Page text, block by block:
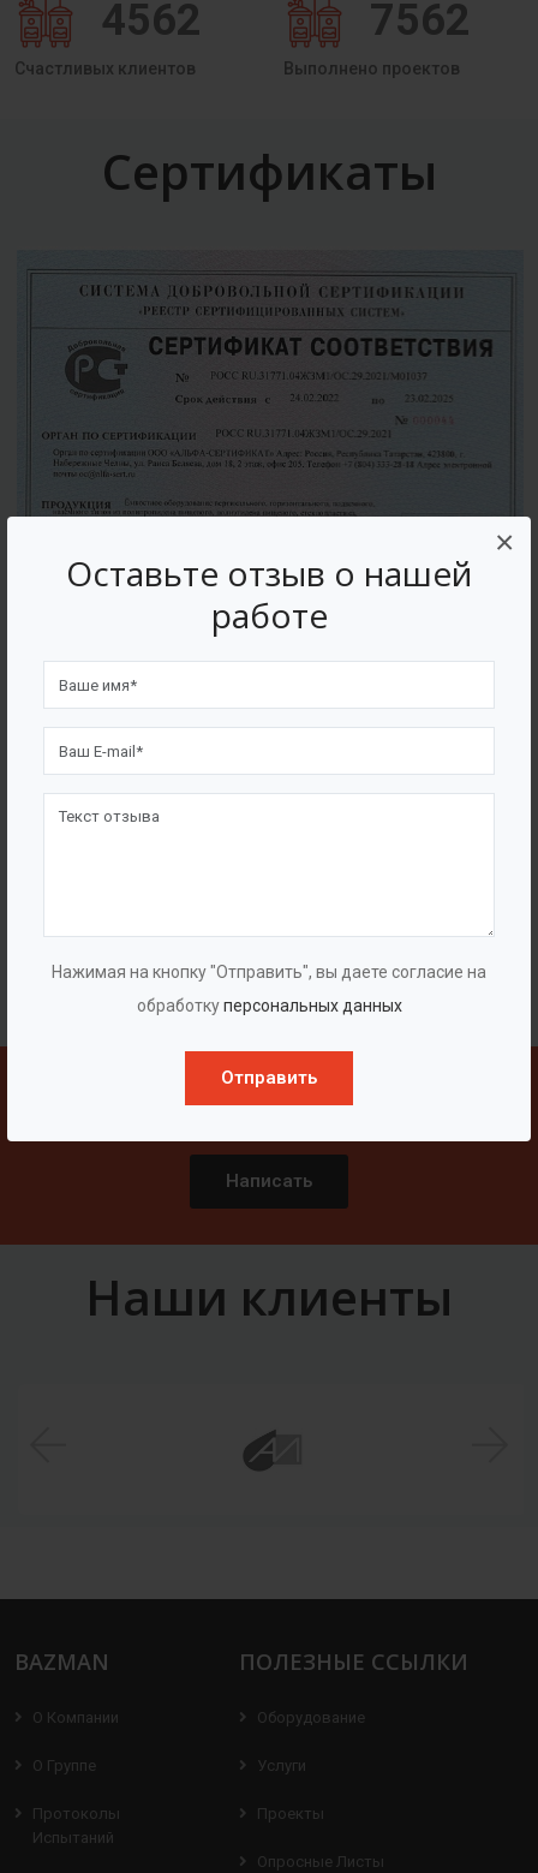
Оставьте отзыв о нашей
работе
Нажимая на кнопку "Отправить", вы даете согласие на
обработкуперсональных данных
Отправить
×
4562
Счастливых клиентов
7562
Выполнено проектов
Сертификаты
Свяжитесь с нами
Написать
Наши клиенты
BAZMAN
О Компании
О Группе
Протоколы
Испытаний
ПОЛЕЗНЫЕ ССЫЛКИ
Оборудование
Услуги
Проекты
Опросные Листы